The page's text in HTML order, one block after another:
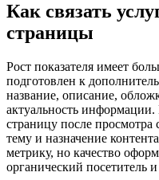
Как связать
страницы
Рост показателя имеет
подготовлен к
название, описание,
актуальность
страницу после просмотра
тему и назначение
метрику, но качество
органический посетитель